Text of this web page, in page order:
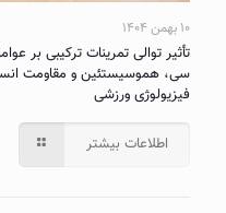
۱۰ بهمن ۱۴۰۴
تأثیر توالی تمرینات ترکیبی بر
فیزیولوژی ورزشی
اطلاعات بیشتر